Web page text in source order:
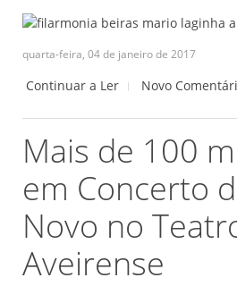
quarta-feira, 04 de janeiro de 2017
Continuar a Ler Novo
Mais de 100
em Concerto
Novo no
Aveirense